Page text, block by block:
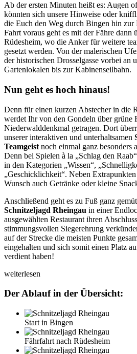
Ab der ersten Minuten heißt es: Augen
könnten sich unsere Hinweise oder
die Euch den Weg durch Bingen hin zur
Fahrt voraus geht es mit der Fähre dann
Rüdesheim, wo die Anker für weitere
gesetzt werden. Von der malerischen
der historischen Drosselgasse vorbei an
Gartenlokalen bis zur Kabinenseilbahn.
Nun geht es hoch hinaus!
Denn für einen kurzen Abstecher in die
werdet Ihr von den Gondeln über grüne
Niederwalddenkmal getragen. Dort
unserer interaktiven und unterhaltsamen
Teamgeist noch einmal ganz besonders
Denn bei Spielen à la „Schlag den
in den Kategorien „Wissen“,
„Geschicklichkeit“. Neben
Wunsch auch Getränke oder kleine
Anschließend geht es zu Fuß ganz
Schnitzeljagd Rheingau in einer
ausgewählten Restaurant ihren
stimmungsvollen Siegerehrung
auf der Strecke die meisten Punkte
eingehalten und sich somit einen Platz
verdient haben!
weiterlesen
Der Ablauf in der Übersicht:
Start in Bingen
Fährfahrt nach Rüdesheim